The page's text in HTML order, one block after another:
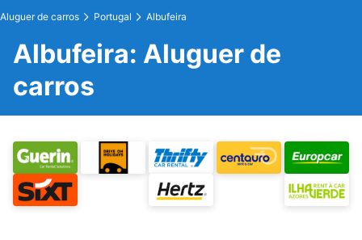
Aluguer de carros Portugal Albufeira
Albufeira: Aluguer de
carros